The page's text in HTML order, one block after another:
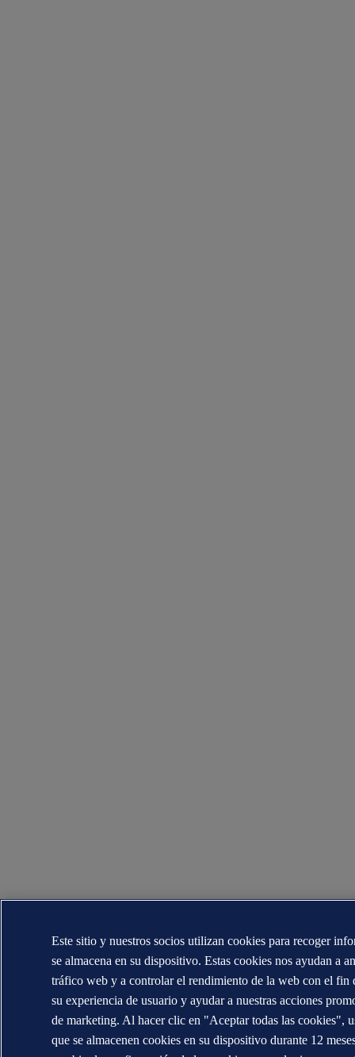
Este sitio y nuestros socios utilizan cookies para recoger
se almacena en su dispositivo. Estas cookies nos ayudan a
tráfico web y a controlar el rendimiento de la web con el fin
su experiencia de usuario y ayudar a nuestras acciones
de marketing. Al hacer clic en "Aceptar todas las cookies",
que se almacenen cookies en su dispositivo durante 12